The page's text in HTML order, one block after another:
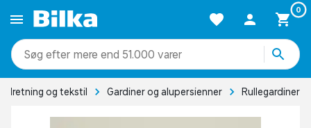
0
mere end 51.000 varer
og tekstil Gardiner og alupersienner Rullegardiner